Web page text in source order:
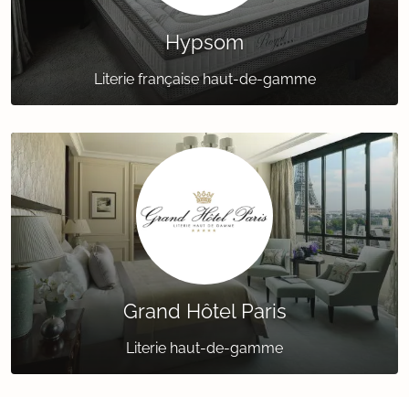
Hypsom
Literie française haut-de-gamme
Grand Hôtel Paris
Literie haut-de-gamme